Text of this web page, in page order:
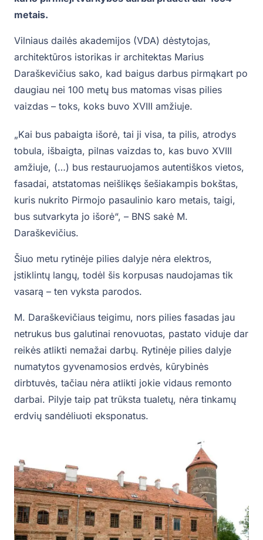
metais.
Vilniaus dailės akademijos (VDA) dėstytojas,
architektūros istorikas ir architektas Marius
Daraškevičius sako, kad baigus darbus pirmąkart po
daugiau nei 100 metų bus matomas visas pilies
vaizdas – toks, koks buvo XVIII amžiuje.
„Kai bus pabaigta išorė, tai ji visa, ta pilis, atrodys
tobula, išbaigta, pilnas vaizdas to, kas buvo XVIII
amžiuje, (…) bus restauruojamos autentiškos vietos,
fasadai, atstatomas neišlikęs šešiakampis bokštas,
kuris nukrito Pirmojo pasaulinio karo metais, taigi,
bus sutvarkyta jo išorė“, – BNS sakė M.
Daraškevičius.
Šiuo metu rytinėje pilies dalyje nėra elektros,
įstiklintų langų, todėl šis korpusas naudojamas tik
vasarą – ten vyksta parodos.
M. Daraškevičiaus teigimu, nors pilies fasadas jau
netrukus bus galutinai renovuotas, pastato viduje dar
reikės atlikti nemažai darbų. Rytinėje pilies dalyje
numatytos gyvenamosios erdvės, kūrybinės
dirbtuvės, tačiau nėra atlikti jokie vidaus remonto
darbai. Pilyje taip pat trūksta tualetų, nėra tinkamų
erdvių sandėliuoti eksponatus.